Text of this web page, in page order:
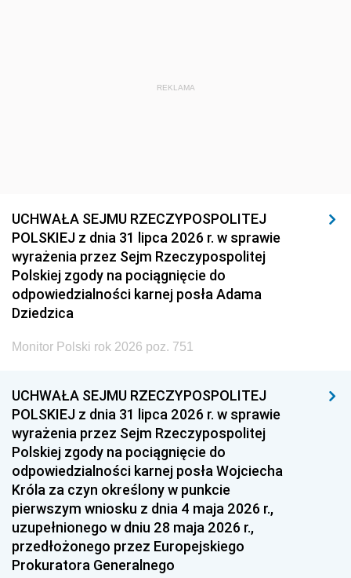
REKLAMA
UCHWAŁA SEJMU RZECZYPOSPOLITEJ
POLSKIEJ z dnia 31 lipca 2026 r. w sprawie
wyrażenia przez Sejm Rzeczypospolitej
Polskiej zgody na pociągnięcie do
odpowiedzialności karnej posła Adama
Dziedzica
Monitor Polski rok 2026 poz. 751
UCHWAŁA SEJMU RZECZYPOSPOLITEJ
POLSKIEJ z dnia 31 lipca 2026 r. w sprawie
wyrażenia przez Sejm Rzeczypospolitej
Polskiej zgody na pociągnięcie do
odpowiedzialności karnej posła Wojciecha
Króla za czyn określony w punkcie
pierwszym wniosku z dnia 4 maja 2026 r.,
uzupełnionego w dniu 28 maja 2026 r.,
przedłożonego przez Europejskiego
Prokuratora Generalnego